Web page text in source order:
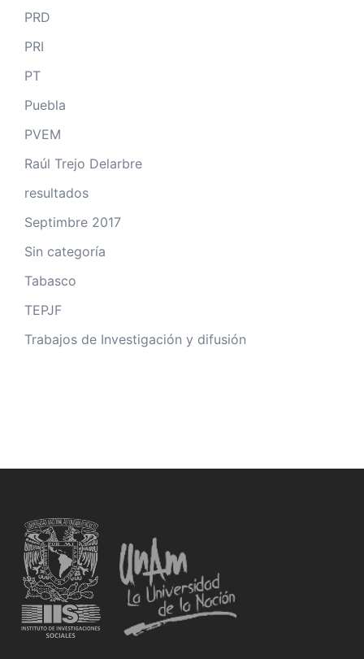
PRD
PRI
PT
Puebla
PVEM
Raúl Trejo Delarbre
resultados
Septimbre 2017
Sin categoría
Tabasco
TEPJF
Trabajos de Investigación y difusión